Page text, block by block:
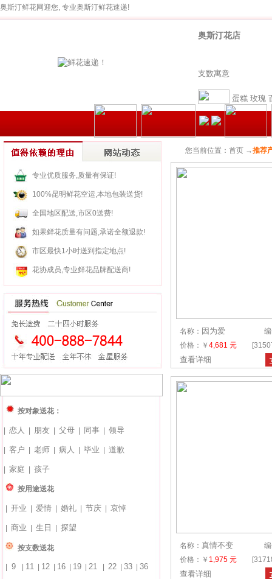
奥斯汀鲜花网迎您, 专业奥斯汀鲜花速递!
奥斯汀花店
支数寓意
蛋糕 玫瑰
专业优质服务,质量有保证!
100%昆明鲜花空运,本地包装送货!
全国地区配送,市区0送费!
如果鲜花质量有问题,承诺全额退款!
市区最快1小时送到指定地点!
花协成员,专业鲜花品牌配送商!
按对象送花：
恋人 朋友 父母 同事 领导
客户 老师 病人 毕业 道歉
家庭 孩子
按用途送花
开业 爱情 婚礼 节庆 哀悼
商业 生日 探望
按支数送花
9 11 12 16 19 21 22 33 36
您当前位置：首页 →推荐
名称： 因为爱
价格：￥ 4,681 元
查看详细
名称： 真情不变
价格：￥ 1,975 元
查看详细